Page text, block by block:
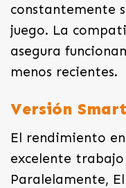
constantemente
juego. La
asegura
menos recientes.
Versión
El rendimiento
excelente
Paralelamente,